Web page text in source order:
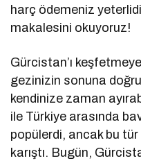
harç ödemeniz
makalesini okuyoruz!
Gürcistan’ı
gezinizin sonuna
kendinize zaman
ile Türkiye arasında
popülerdi, ancak bu
karıştı. Bugün,